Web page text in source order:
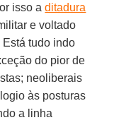
isso aditadura
e voltado
tudo indo
do pior de
neoliberais
às posturas
a linha